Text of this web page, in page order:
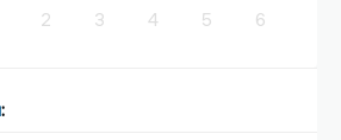
2 3 4 5 6
: